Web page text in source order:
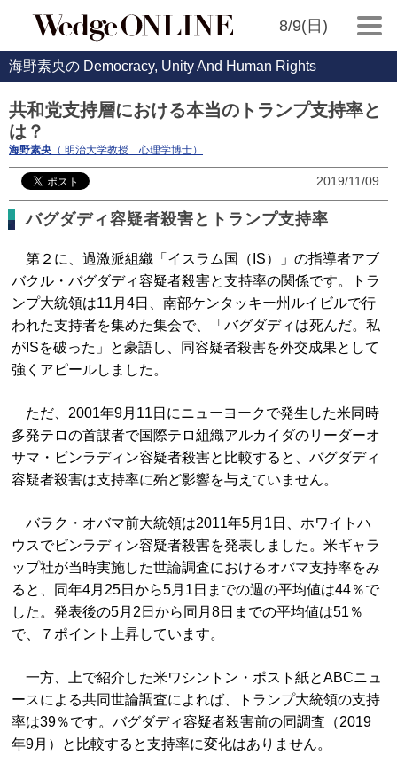
8/9(日)
海野素央の Democracy, Unity And Human Rights
共和党支持層における本当のトランプ支持率と
は？
海野素央 （ 明治大学教授 心理学博士）
2019/11/09
バグダディ容疑者殺害とトランプ支持率
第２に、過激派組織「イスラム国（IS）」の指導者アブ
バクル・バグダディ容疑者殺害と支持率の関係です。トラ
ンプ大統領は11月4日、南部ケンタッキー州ルイビルで行
われた支持者を集めた集会で、「バグダディは死んだ。私
がISを破った」と豪語し、同容疑者殺害を外交成果として
強くアピールしました。
ただ、2001年9月11日にニューヨークで発生した米同時
多発テロの首謀者で国際テロ組織アルカイダのリーダーオ
サマ・ビンラディン容疑者殺害と比較すると、バグダディ
容疑者殺害は支持率に殆ど影響を与えていません。
バラク・オバマ前大統領は2011年5月1日、ホワイトハ
ウスでビンラディン容疑者殺害を発表しました。米ギャラ
ップ社が当時実施した世論調査におけるオバマ支持率をみ
ると、同年4月25日から5月1日までの週の平均値は44％で
した。発表後の5月2日から同月8日までの平均値は51％
で、７ポイント上昇しています。
一方、上で紹介した米ワシントン・ポスト紙とABCニュ
ースによる共同世論調査によれば、トランプ大統領の支持
率は39％です。バグダディ容疑者殺害前の同調査（2019
年9月）と比較すると支持率に変化はありません。